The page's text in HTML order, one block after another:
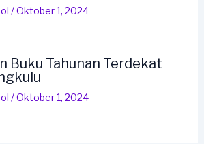
/Oktober 1, 2024
Buku Tahunan Terdekat
/Oktober 1, 2024